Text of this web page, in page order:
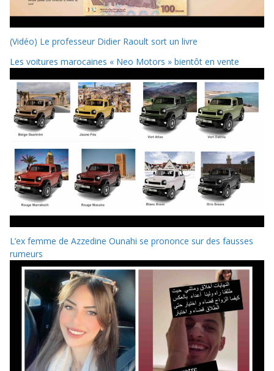
(Vidéo) Le professeur Didier Raoult sort un livre
Les voitures marocaines « Neo Motors » bientôt en vente
L’ex femme de Azzedine Ounahi se prononce sur des fausses
rumeurs